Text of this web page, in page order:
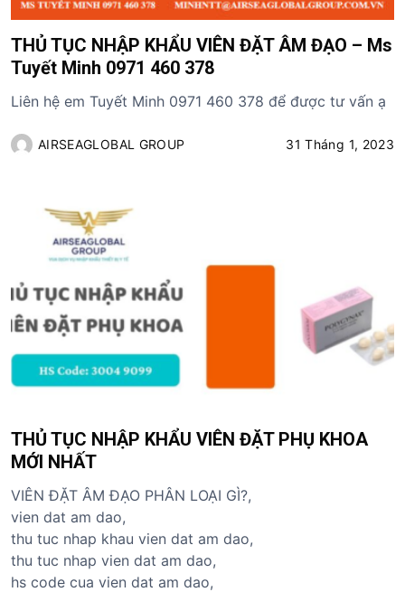
THỦ TỤC NHẬP KHẨU VIÊN ĐẶT ÂM ĐẠO – Ms
Tuyết Minh 0971 460 378
Liên hệ em Tuyết Minh 0971 460 378 để được tư vấn ạ
AIRSEAGLOBAL GROUP 31 Tháng 1, 2023
THỦ TỤC NHẬP KHẨU VIÊN ĐẶT PHỤ KHOA
MỚI NHẤT
VIÊN ĐẶT ÂM ĐẠO PHÂN LOẠI GÌ?,
vien dat am dao,
thu tuc nhap khau vien dat am dao,
thu tuc nhap vien dat am dao,
hs code cua vien dat am dao,